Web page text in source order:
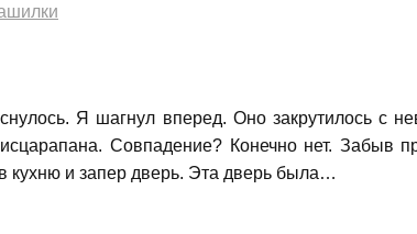
Я шагнул вперед. Оно закрутилось с
Совпадение? Конечно нет. Забыв
кухню и запер дверь. Эта дверь была…